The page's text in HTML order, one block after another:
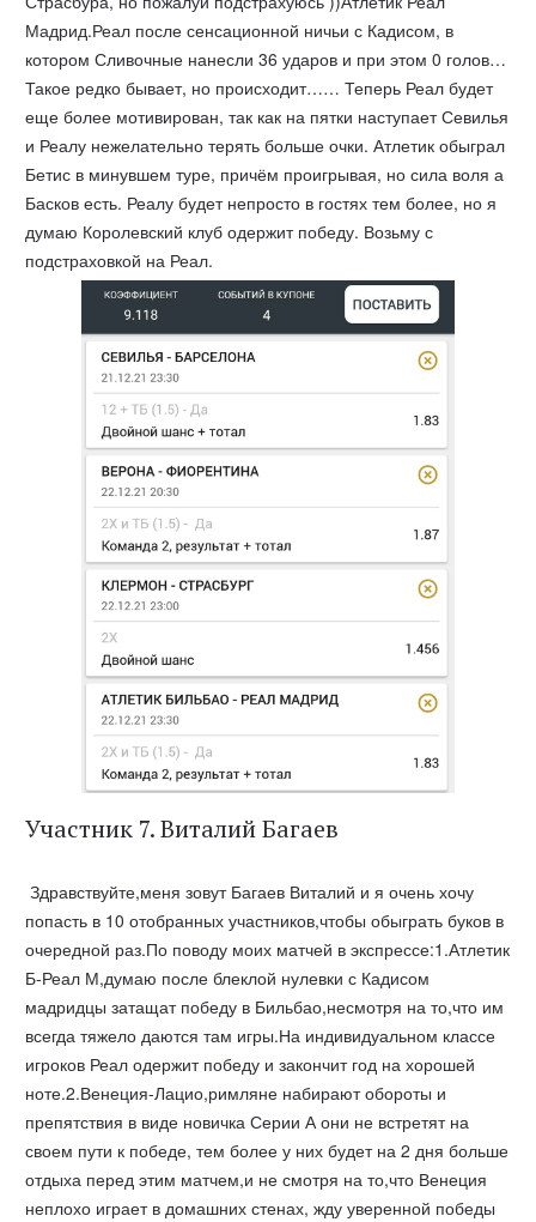
Мадрид.Реал после сенсационной ничьи с Кадисом, в
котором Сливочные нанесли 36 ударов и при этом 0 голов…
Такое редко бывает, но происходит…… Теперь Реал будет
еще более мотивирован, так как на пятки наступает Севилья
и Реалу нежелательно терять больше очки. Атлетик обыграл
Бетис в минувшем туре, причём проигрывая, но сила воля а
Басков есть. Реалу будет непросто в гостях тем более, но я
думаю Королевский клуб одержит победу. Возьму с
подстраховкой на Реал.
Участник 7. Виталий Багаев
Здравствуйте,меня зовут Багаев Виталий и я очень хочу
попасть в 10 отобранных участников,чтобы обыграть буков в
очередной раз.По поводу моих матчей в экспрессе:1.Атлетик
Б-Реал М,думаю после блеклой нулевки с Кадисом
мадридцы затащат победу в Бильбао,несмотря на то,что им
всегда тяжело даются там игры.На индивидуальном классе
игроков Реал одержит победу и закончит год на хорошей
ноте.2.Венеция-Лацио,римляне набирают обороты и
препятствия в виде новичка Серии А они не встретят на
своем пути к победе, тем более у них будет на 2 дня больше
отдыха перед этим матчем,и не смотря на то,что Венеция
неплохо играет в домашних стенах, жду уверенной победы